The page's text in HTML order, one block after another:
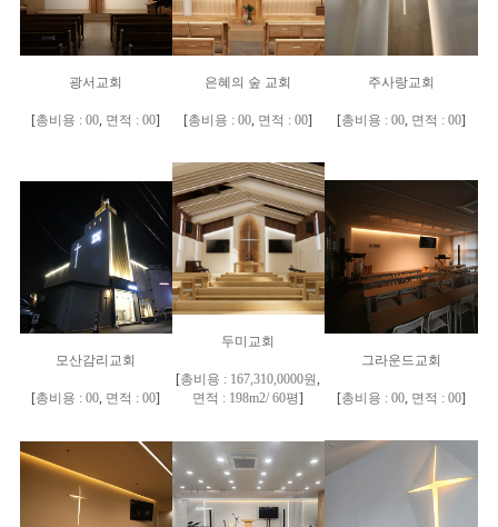
광서교회
[총비용 : 00, 면적 : 00]
은혜의 숲 교회
[총비용 : 00, 면적 : 00]
주사랑교회
[총비용 : 00, 면적 : 00]
모산감리교회
[총비용 : 00, 면적 : 00]
두미교회
[총비용 : 167,310,0000원,
면적 : 198m2/ 60평]
그라운드교회
[총비용 : 00, 면적 : 00]